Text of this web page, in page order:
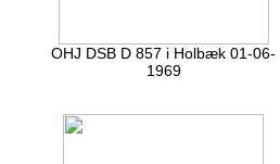
OHJ DSB D 857 i Holbæk 01-06-
1969